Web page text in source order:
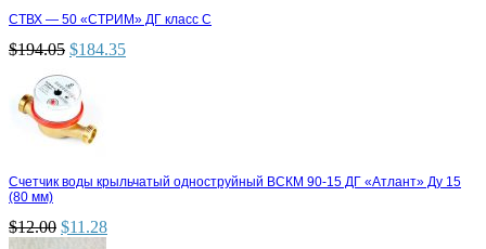
СТВХ — 50 «СТРИМ» ДГ класс С
$194.05 $184.35
Счетчик воды крыльчатый одноструйный ВСКМ 90-15 ДГ «Атлант» Ду 15
(80 мм)
$12.00 $11.28